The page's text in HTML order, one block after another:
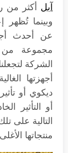
آبل أكثر من
وبينما تُظهر
عن أحدث
مجموعة من
الشركة
أجهزتها
ديكوي أو
أو التأثير
التالية على
منتجاتها